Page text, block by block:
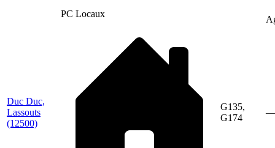
PC Locaux
Duc Duc,
Lassouts
(12500)
G135,
G174
—